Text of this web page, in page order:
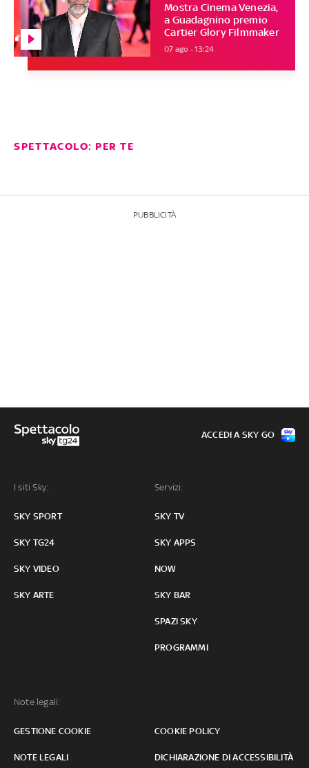
Mostra Cinema Venezia,
a Guadagnino premio
Cartier Glory Filmmaker
07 ago - 13:24
SPETTACOLO: PER TE
PUBBLICITÀ
I siti Sky:
SKY SPORT
SKY TG24
SKY VIDEO
SKY ARTE
Servizi:
SKY TV
SKY APPS
NOW
SKY BAR
SPAZI SKY
PROGRAMMI
Note legali:
GESTIONE COOKIE COOKIE POLICY
NOTE LEGALI DICHIARAZIONE DI ACCESSIBILITÀ
ACCEDI A SKY GO